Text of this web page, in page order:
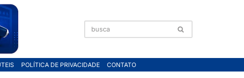
POLÍTICA DE PRIVACIDADE CONTATO